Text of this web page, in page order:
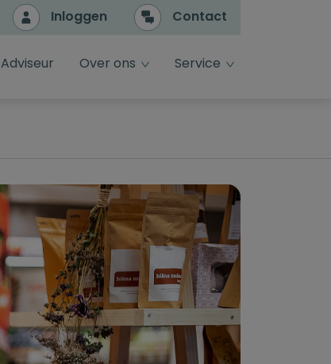
Inloggen Contact
Adviseur Over ons dropdown toggle
Service dropdown toggle